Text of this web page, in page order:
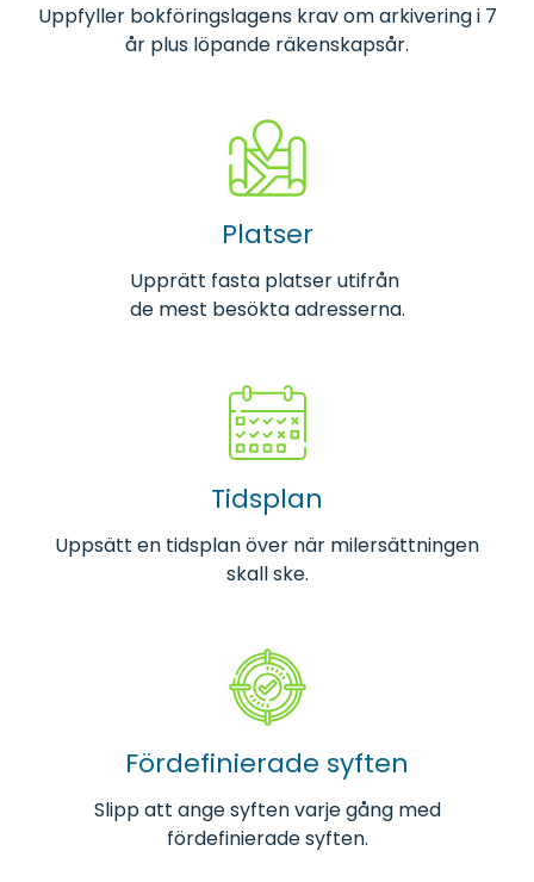
Uppfyller bokföringslagens krav om arkivering i 7
år plus löpande räkenskapsår.
Platser
Upprätt fasta platser utifrån
de mest besökta adresserna.
Tidsplan
Uppsätt en tidsplan över när milersättningen
skall ske.
Fördefinierade syften
Slipp att ange syften varje gång med
fördefinierade syften.